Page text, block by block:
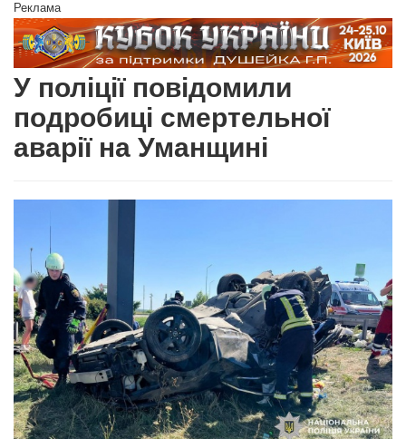
Реклама
У поліції повідомили
подробиці смертельної
аварії на Уманщині